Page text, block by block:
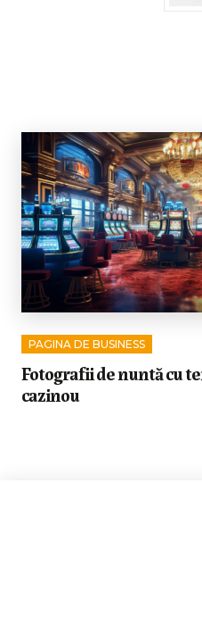
PAGINA DE BUSINESS
Fotografii de nuntă cu
cazinou